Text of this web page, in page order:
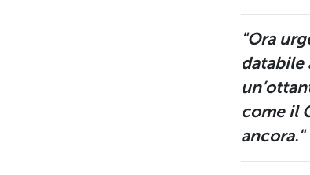
"Ora
databile
come il
ancora."